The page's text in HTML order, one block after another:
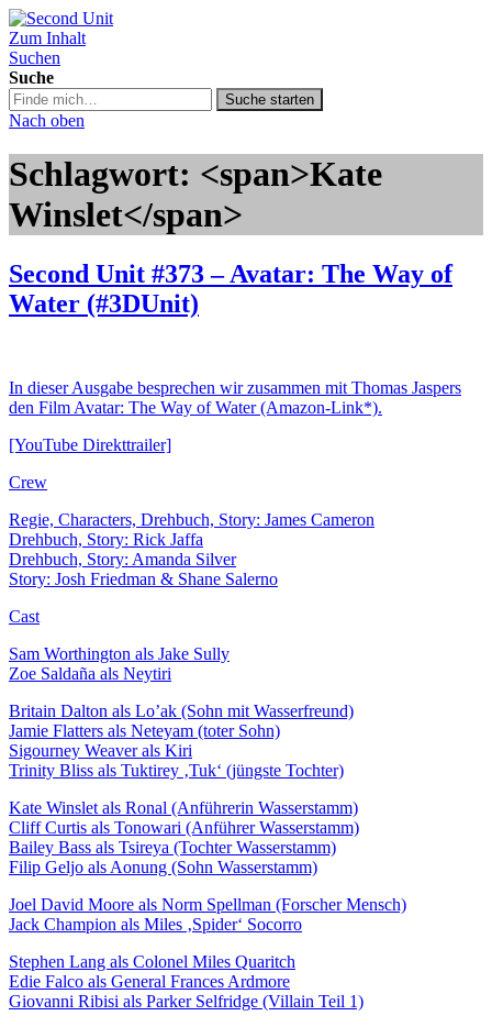
Second Unit
Zum Inhalt
Suchen
Suche
Suche
in
podcast.de/
Suche starten
Nach oben
Schlagwort: <span>Kate
Winslet</span>
Second Unit #373 – Avatar: The Way of
Water (#3DUnit)
In dieser Ausgabe besprechen wir zusammen mit Thomas Jaspers
den Film Avatar: The Way of Water (Amazon-Link*).
[YouTube Direkttrailer]
Crew
Regie, Characters, Drehbuch, Story: James Cameron
Drehbuch, Story: Rick Jaffa
Drehbuch, Story: Amanda Silver
Story: Josh Friedman & Shane Salerno
Cast
Sam Worthington als Jake Sully
Zoe Saldaña als Neytiri
Britain Dalton als Lo’ak (Sohn mit Wasserfreund)
Jamie Flatters als Neteyam (toter Sohn)
Sigourney Weaver als Kiri
Trinity Bliss als Tuktirey ‚Tuk‘ (jüngste Tochter)
Kate Winslet als Ronal (Anführerin Wasserstamm)
Cliff Curtis als Tonowari (Anführer Wasserstamm)
Bailey Bass als Tsireya (Tochter Wasserstamm)
Filip Geljo als Aonung (Sohn Wasserstamm)
Joel David Moore als Norm Spellman (Forscher Mensch)
Jack Champion als Miles ‚Spider‘ Socorro
Stephen Lang als Colonel Miles Quaritch
Edie Falco als General Frances Ardmore
Giovanni Ribisi als Parker Selfridge (Villain Teil 1)